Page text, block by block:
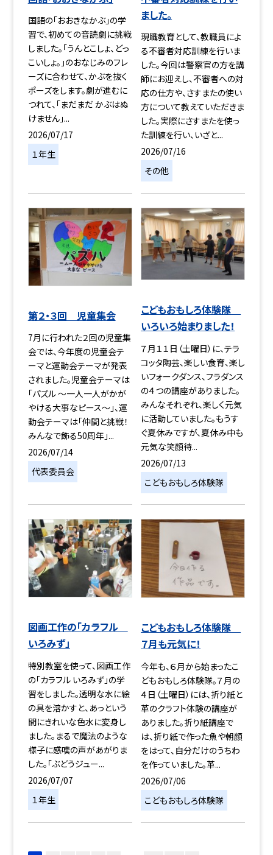
国語の「おおきなかぶ」の学
習で、初めての音読劇に挑戦
しました。「うんとこしょ、どっ
こいしょ。」のおなじみのフレ
ーズに合わせて、かぶを抜く
ポーズをします。劇が進むに
つれて、「まだまだ かぶはぬ
けません」...
2026/07/17
１年生
ました。
現職教育として、教職員によ
る不審者対応訓練を行いま
した。今回は警察官の方を講
師にお迎えし、不審者への対
応の仕方や、さすまたの使い
方について教えていただきま
した。実際にさすまたを使っ
た訓練を行い、いざと...
2026/07/16
その他
第２・３回 児童集会
7月に行われた２回の児童集
会では、今年度の児童会テ
ーマと運動会テーマが発表
されました。児童会テーマは
「パズル ～一人一人がかが
やける大事なピース～」、運
動会テーマは「仲間と挑戦！
みんなで飾る50周年」...
2026/07/14
代表委員会
こどもおもしろ体験隊
いろいろ始まりました！
７月１１日（土曜日）に、テラ
コッタ陶芸、楽しい食育、楽し
いフォークダンス、フラダンス
の４つの講座がありました。
みんなそれぞれ、楽しく元気
に活動していました。もうす
ぐ夏休みですが、夏休み中も
元気な笑顔待...
2026/07/13
こどもおもしろ体験隊
図画工作の「カラフル
いろみず」
特別教室を使って、図画工作
の「カラフル いろみず」の学
習をしました。透明な水に絵
の具を溶かすと、あっという
間にきれいな色水に変身し
ました。まるで魔法のような
様子に感嘆の声があがりま
した。「ぶどうジュー...
2026/07/07
１年生
こどもおもしろ体験隊
７月も元気に！
今年も、６月から始まったこ
どもおもしろ体験隊。７月の
４日（土曜日）には、折り紙と
革のクラフト体験の講座が
ありました。折り紙講座で
は、折り紙で作った魚や朝顔
をはって、自分だけのうちわ
を作っていました。革...
2026/07/06
こどもおもしろ体験隊